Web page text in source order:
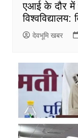
एआई के दौर में
विश्वविद्यालय:
देवभूमि खबर